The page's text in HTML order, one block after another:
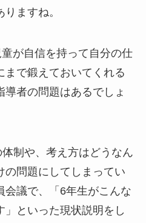
ますね。
が自信を持って自分の仕
まで鍛えておいてくれる
導者の問題はあるでしょ
制や、考え方はどうなん
の問題にしてしまってい
会議で、「6年生がこんな
といった現状説明をし